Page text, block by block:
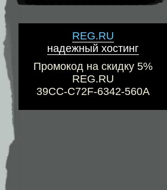
REG.RU
надежный хостинг
Промокод на скидку 5%
REG.RU
39CC-C72F-6342-560A